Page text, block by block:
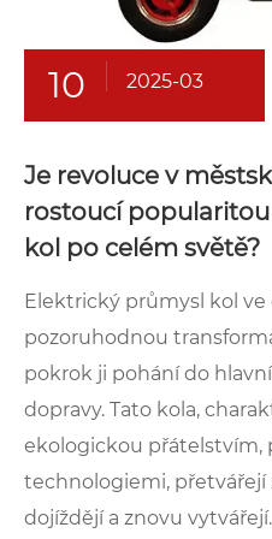
10 2025-03
Je revoluce v
rostoucí
kol po celém světě?
Elektrický průmysl kol
pozoruhodnou
pokrok ji pohání do
dopravy. Tato kola,
ekologickou přátelstvím,
technologiemi, přetvářejí
dojíždějí a znovu vytvářejí.